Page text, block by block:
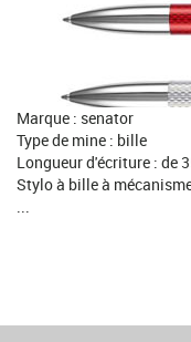
Marque : senator
Type de mine : bille
Longueur d'écriture : de
Stylo à bille à